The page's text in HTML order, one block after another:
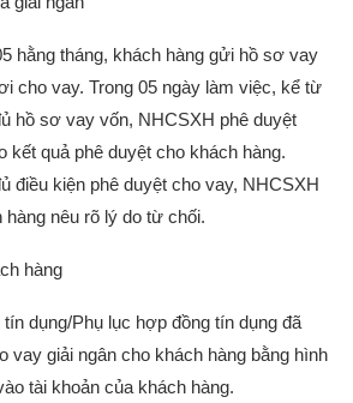
hằng tháng, khách hàng gửi hồ sơ vay
cho vay. Trong 05 ngày làm việc, kể từ
hồ sơ vay vốn, NHCSXH phê duyệt
kết quả phê duyệt cho khách hàng.
điều kiện phê duyệt cho vay, NHCSXH
nêu rõ lý do từ chối.
hàng
dụng/Phụ lục hợp đồng tín dụng đã
vay giải ngân cho khách hàng bằng hình
tài khoản của khách hàng.